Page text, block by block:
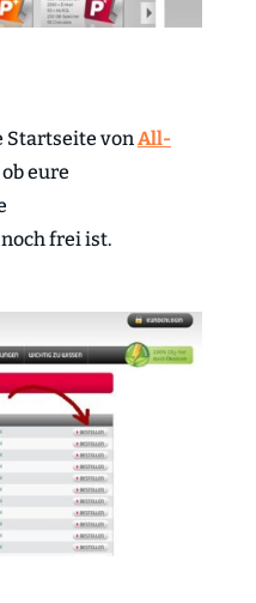
Startseite von All-
eure
frei ist.